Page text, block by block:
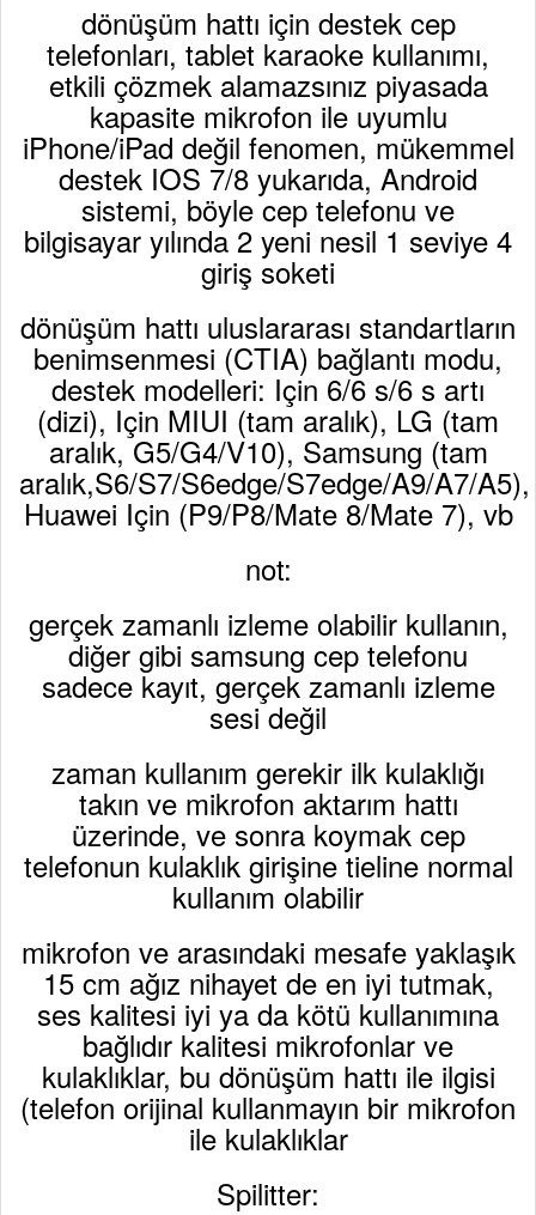
dönüşüm hattı için destek cep
telefonları, tablet karaoke kullanımı,
etkili çözmek alamazsınız piyasada
kapasite mikrofon ile uyumlu
iPhone/iPad değil fenomen, mükemmel
destek IOS 7/8 yukarıda, Android
sistemi, böyle cep telefonu ve
bilgisayar yılında 2 yeni nesil 1 seviye 4
giriş soketi
dönüşüm hattı uluslararası standartların
benimsenmesi (CTIA) bağlantı modu,
destek modelleri: Için 6/6 s/6 s artı
(dizi), Için MIUI (tam aralık), LG (tam
aralık, G5/G4/V10), Samsung (tam
aralık,S6/S7/S6edge/S7edge/A9/A7/A5),
Huawei Için (P9/P8/Mate 8/Mate 7), vb
not:
gerçek zamanlı izleme olabilir kullanın,
diğer gibi samsung cep telefonu
sadece kayıt, gerçek zamanlı izleme
sesi değil
zaman kullanım gerekir ilk kulaklığı
takın ve mikrofon aktarım hattı
üzerinde, ve sonra koymak cep
telefonun kulaklık girişine tieline normal
kullanım olabilir
mikrofon ve arasındaki mesafe yaklaşık
15 cm ağız nihayet de en iyi tutmak,
ses kalitesi iyi ya da kötü kullanımına
bağlıdır kalitesi mikrofonlar ve
kulaklıklar, bu dönüşüm hattı ile ilgisi
(telefon orijinal kullanmayın bir mikrofon
ile kulaklıklar
Spilitter: